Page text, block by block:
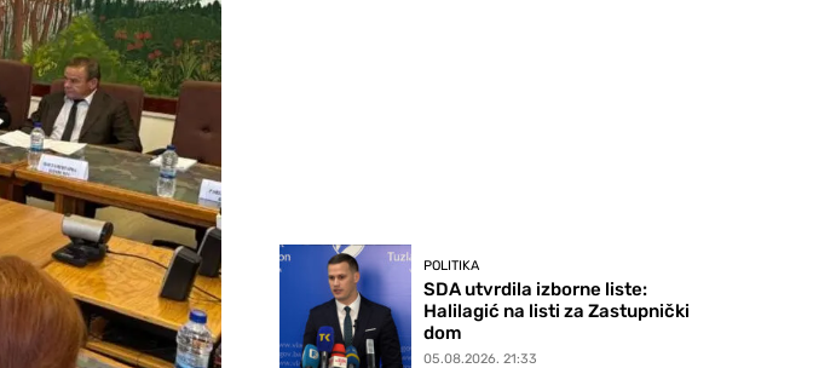
POLITIKA
SDA utvrdila izborne liste:
Halilagić na listi za Zastupnički
dom
05.08.2026. 21:33